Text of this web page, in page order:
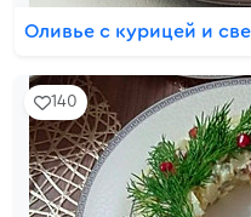
Оливье с курицей и
140